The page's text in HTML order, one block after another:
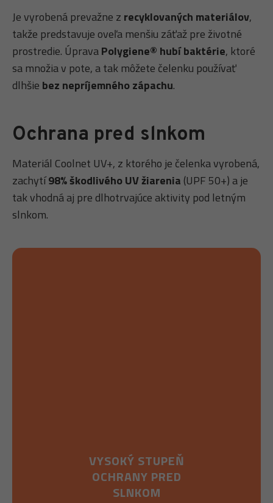
Je vyrobená prevažne z recyklovaných materiálov,
takže predstavuje oveľa menšiu záťaž pre životné
prostredie. ÚpravaPolygiene® hubí baktérie, ktoré
sa množia v pote, a tak môžete čelenku používať
dlhšie bez nepríjemného zápachu.
Ochrana pred slnkom
Materiál Coolnet UV+, z ktorého je čelenka vyrobená,
zachytí98% škodlivého UV žiarenia (UPF 50+) a je
tak vhodná aj pre dlhotrvajúce aktivity pod letným
slnkom.
VYSOKÝ STUPEŇ
OCHRANY PRED
SLNKOM